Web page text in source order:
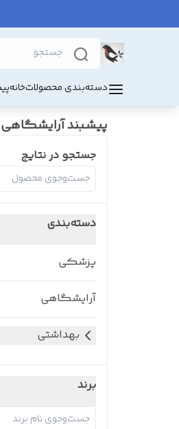
دسته‌بندی محصولاتخانه
پیشبند آرایشگاهی
جستجو در نتایج
دسته‌بندی
پزشکی
آرایشگاهی
بهداشتی
برند